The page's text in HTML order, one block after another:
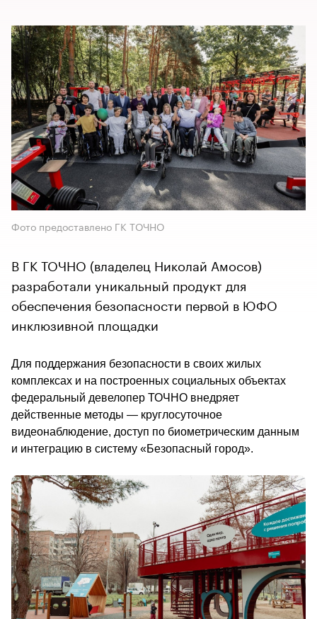
Фото предоставлено ГК ТОЧНО
В ГК ТОЧНО (владелец Николай Амосов)
разработали уникальный продукт для
обеспечения безопасности первой в ЮФО
инклюзивной площадки
Для поддержания безопасности в своих жилых
комплексах и на построенных социальных объектах
федеральный девелопер ТОЧНО внедряет
действенные методы — круглосуточное
видеонаблюдение, доступ по биометрическим данным